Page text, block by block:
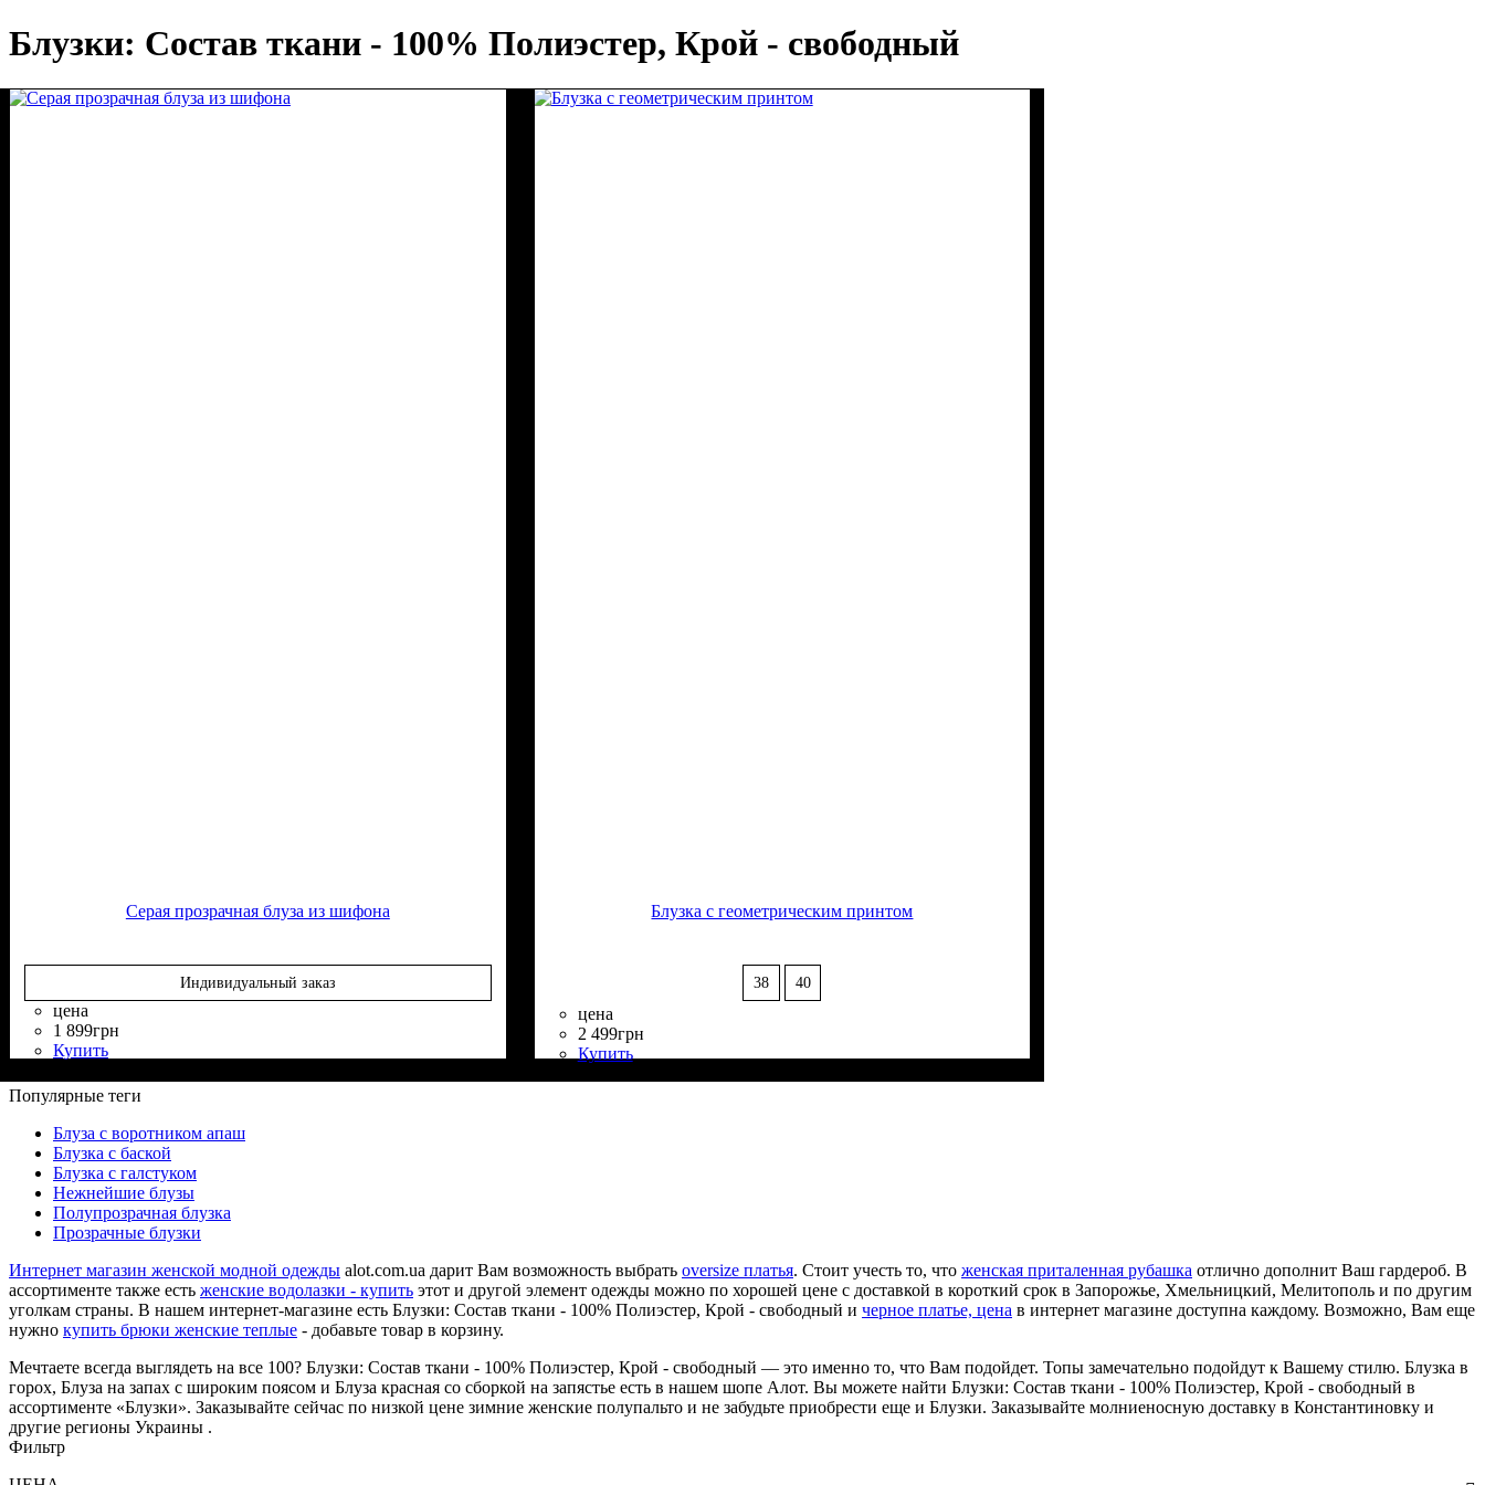
Блузки: Состав ткани - 100% Полиэстер, Крой - свободный
Серая прозрачная блуза из шифона
Индивидуальный заказ
цена
1 899грн
Купить
Блузка с геометрическим принтом
38 40
цена
2 499грн
Купить
Состав ткани
Крой: свободный
Длина: удлиненная
Длина рукава
Стиль: casual
Популярные теги
Блуза с воротником апаш
Блузка с баской
Блузка с галстуком
Нежнейшие блузы
Полупрозрачная блузка
Прозрачные блузки
Интернет магазин женской модной одежды alot.com.ua дарит Вам возможность выбрать oversize платья. Стоит учесть то, что женская приталенная рубашка отлично дополнит Ваш гардероб. В
ассортименте также есть женские водолазки - купить этот и другой элемент одежды можно по хорошей цене с доставкой в короткий срок в Запорожье, Хмельницкий, Мелитополь и по другим
уголкам страны. В нашем интернет-магазине есть Блузки: Состав ткани - 100% Полиэстер, Крой - свободный и черное платье, цена в интернет магазине доступна каждому. Возможно, Вам еще
нужно купить брюки женские теплые - добавьте товар в корзину.
Мечтаете всегда выглядеть на все 100? Блузки: Состав ткани - 100% Полиэстер, Крой - свободный — это именно то, что Вам подойдет. Топы замечательно подойдут к Вашему стилю. Блузка в
горох, Блуза на запах с широким поясом и Блуза красная со сборкой на запястье есть в нашем шопе Алот. Вы можете найти Блузки: Состав ткани - 100% Полиэстер, Крой - свободный в
ассортименте «Блузки». Заказывайте сейчас по низкой цене зимние женские полупальто и не забудьте приобрести еще и Блузки. Заказывайте молниеносную доставку в Константиновку и
другие регионы Украины .
Фильтр